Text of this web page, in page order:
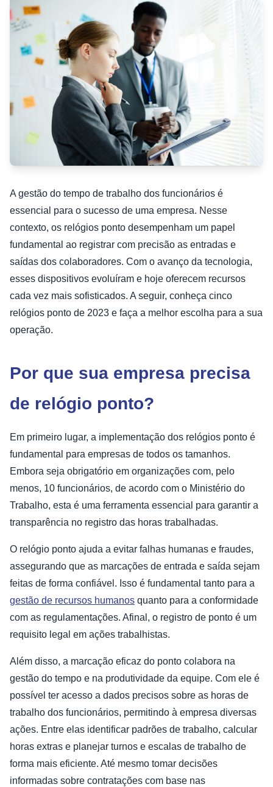
A gestão do tempo de trabalho dos funcionários é
essencial para o sucesso de uma empresa. Nesse
contexto, os relógios ponto desempenham um papel
fundamental ao registrar com precisão as entradas e
saídas dos colaboradores. Com o avanço da tecnologia,
esses dispositivos evoluíram e hoje oferecem recursos
cada vez mais sofisticados. A seguir, conheça cinco
relógios ponto de 2023 e faça a melhor escolha para a sua
operação.
Por que sua empresa precisa
de relógio ponto?
Em primeiro lugar, a implementação dos relógios ponto é
fundamental para empresas de todos os tamanhos.
Embora seja obrigatório em organizações com, pelo
menos, 10 funcionários, de acordo com o Ministério do
Trabalho, esta é uma ferramenta essencial para garantir a
transparência no registro das horas trabalhadas.
O relógio ponto ajuda a evitar falhas humanas e fraudes,
assegurando que as marcações de entrada e saída sejam
feitas de forma confiável. Isso é fundamental tanto para a
gestão de recursos humanos quanto para a conformidade
com as regulamentações. Afinal, o registro de ponto é um
requisito legal em ações trabalhistas.
Além disso, a marcação eficaz do ponto colabora na
gestão do tempo e na produtividade da equipe. Com ele é
possível ter acesso a dados precisos sobre as horas de
trabalho dos funcionários, permitindo à empresa diversas
ações. Entre elas identificar padrões de trabalho, calcular
horas extras e planejar turnos e escalas de trabalho de
forma mais eficiente. Até mesmo tomar decisões
informadas sobre contratações com base nas